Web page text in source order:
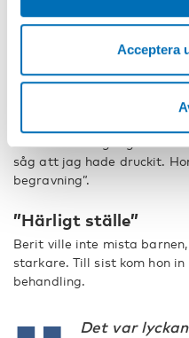
Acceptera
Barnen blev vuxna och
– Av mina fyra barn var
med mig. En jul sa den
såg att jag hade druckit.
begravning”.
”Härligt ställe”
Berit ville inte mista
starkare. Till sist kom hon
behandling.
Det var